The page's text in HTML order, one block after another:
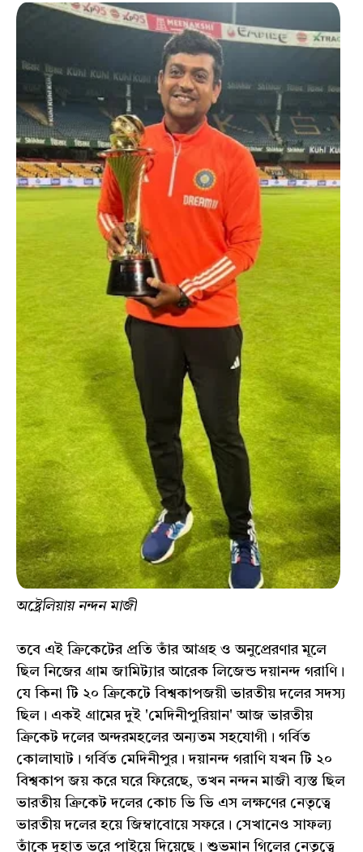
অষ্ট্রেলিয়ায় নন্দন মাজী
তবে এই ক্রিকেটের প্রতি তাঁর আগ্রহ ও অনুপ্রেরণার মূলে
ছিল নিজের গ্রাম জামিট্যার আরেক লিজেন্ড দয়ানন্দ গরাণি।
যে কিনা টি ২০ ক্রিকেটে বিশ্বকাপজয়ী ভারতীয় দলের সদস্য
ছিল। একই গ্রামের দুই 'মেদিনীপুরিয়ান' আজ ভারতীয়
ক্রিকেট দলের অন্দরমহলের অন্যতম সহযোগী। গর্বিত
কোলাঘাট। গর্বিত মেদিনীপুর। দয়ানন্দ গরাণি যখন টি ২০
বিশ্বকাপ জয় করে ঘরে ফিরেছে, তখন নন্দন মাজী ব্যস্ত ছিল
ভারতীয় ক্রিকেট দলের কোচ ভি ভি এস লক্ষণের নেতৃত্বে
ভারতীয় দলের হয়ে জিম্বাবোয়ে সফরে। সেখানেও সাফল্য
তাঁকে দুহাত ভরে পাইয়ে দিয়েছে। শুভমান গিলের নেতৃত্বে